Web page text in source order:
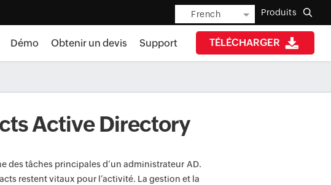
French Produits
TÉLÉCHARGER
Démo Obtenir un devis Support
Active Directory
des tâches principales d’un administrateur AD.
restent vitaux pour l’activité. La gestion et la